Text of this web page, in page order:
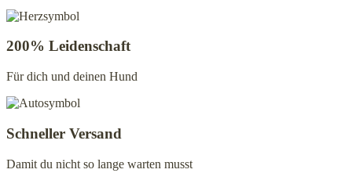
Produktseite
200% Leidenschaft
Für dich und deinen Hund
Schneller Versand
Damit du nicht so lange warten musst